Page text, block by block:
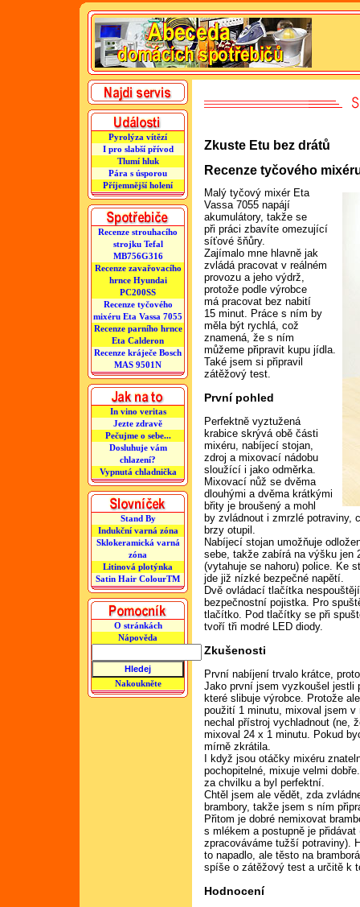
Pyrolýza vítězí
I pro slabší přívod
Tlumí hluk
Pára s úsporou
Příjemnější holení
Recenze strouhacího
strojku Tefal
MB756G316
Recenze zavařovacího
hrnce Hyundai
PC200SS
Recenze tyčového
mixéru Eta Vassa 7055
Recenze parního hrnce
Eta Calderon
Recenze kráječe Bosch
MAS 9501N
In vino veritas
Jezte zdravě
Pečujme o sebe...
Dosluhuje vám
chlazení?
Vypnutá chladnička
Stand By
Indukční varná zóna
Sklokeramická varná
zóna
Litinová plotýnka
Satin Hair ColourTM
O stránkách
Nápověda
Nakoukněte
Zkuste Etu bez drátů
Recenze tyčového
Malý tyčový mixér Eta
Vassa 7055 napájí
akumulátory, takže se
při práci zbavíte omezující
síťové šňůry.
Zajímalo mne hlavně jak
zvládá pracovat v reálném
provozu a jeho výdrž,
protože podle výrobce
má pracovat bez nabití
15 minut. Práce s ním by
měla být rychlá, což
znamená, že s ním
můžeme připravit kupu jídla.
Také jsem si připravil
zátěžový test.
První pohled
Perfektně vyztužená
krabice skrývá obě části
mixéru, nabíjecí stojan,
zdroj a mixovací nádobu
sloužící i jako odměrka.
Mixovací nůž se dvěma
dlouhými a dvěma krátkými
břity je broušený a mohl
by zvládnout i zmrzlé potraviny,
brzy otupil.
Nabíjecí stojan umožňuje
sebe, takže zabírá na výšku jen
(vytahuje se nahoru) police. Ke
jde již nízké bezpečné napětí.
Dvě ovládací tlačítka
bezpečnostní pojistka. Pro
tlačítko. Pod tlačítky se při
tvoří tři modré LED diody.
Zkušenosti
První nabíjení trvalo krátce,
Jako první jsem vyzkoušel jestli
které slibuje výrobce. Protože
použití 1 minutu, mixoval jsem
nechal přístroj vychladnout (ne,
mixoval 24 x 1 minutu. Pokud
mírně zkrátila.
I když jsou otáčky mixéru
pochopitelné, mixuje velmi
za chvilku a byl perfektní.
Chtěl jsem ale vědět, zda
brambory, takže jsem s ním
Přitom je dobré nemixovat
s mlékem a postupně je
zpracováváme tužší potraviny).
to napadlo, ale těsto na
spíše o zátěžový test a určitě k
Hodnocení